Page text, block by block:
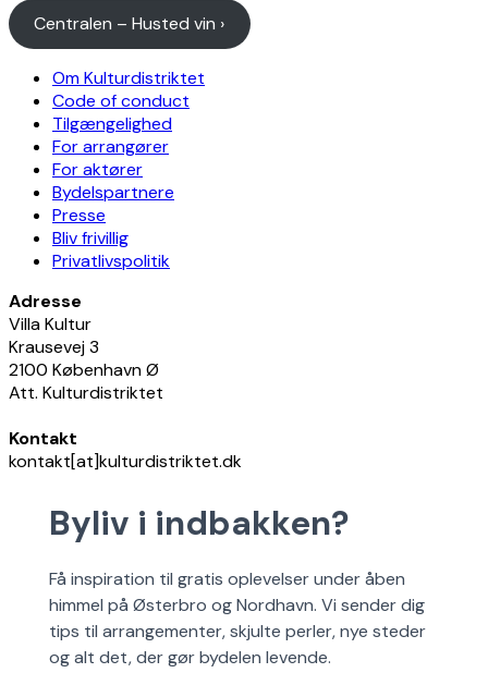
Centralen – Husted vin ›
Om Kulturdistriktet
Code of conduct
Tilgængelighed
For arrangører
For aktører
Bydelspartnere
Presse
Bliv frivillig
Privatlivspolitik
Adresse
Villa Kultur
Krausevej 3
2100 København Ø
Att. Kulturdistriktet
Kontakt
kontakt[at]kulturdistriktet.dk
Byliv i indbakken?
Få inspiration til gratis oplevelser under åben
himmel på Østerbro og Nordhavn. Vi sender dig
tips til arrangementer, skjulte perler, nye steder
og alt det, der gør bydelen levende.